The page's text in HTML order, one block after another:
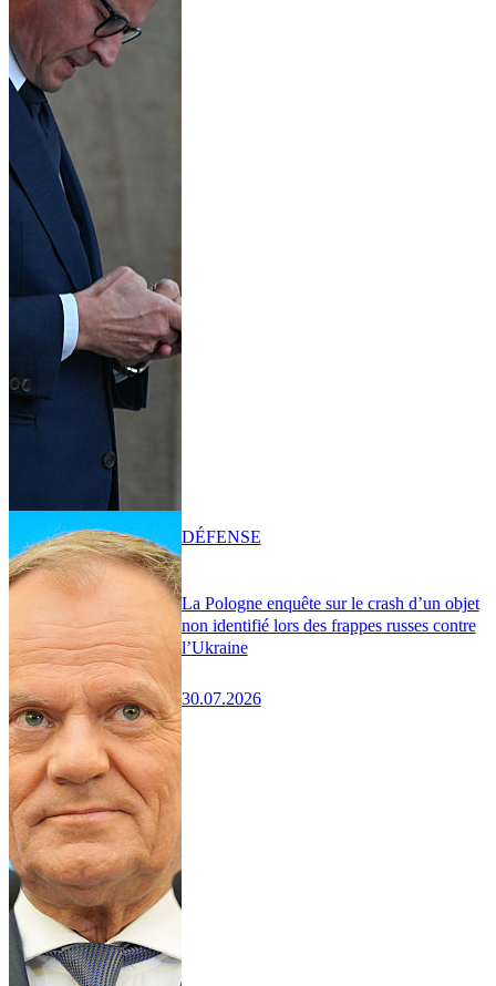
La Pologne enquête sur le crash d’un objet
non identifié lors des frappes russes contre
l’Ukraine
30.07.2026
DÉFENSE